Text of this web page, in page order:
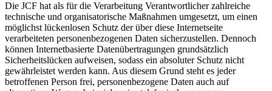
Die JCF hat als für die Verarbeitung Verantwortlicher zahlreiche
technische und organisatorische Maßnahmen umgesetzt, um einen
möglichst lückenlosen Schutz der über diese Internetseite
verarbeiteten personenbezogenen Daten sicherzustellen. Dennoch
können Internetbasierte Datenübertragungen grundsätzlich
Sicherheitslücken aufweisen, sodass ein absoluter Schutz nicht
gewährleistet werden kann. Aus diesem Grund steht es jeder
betroffenen Person frei, personenbezogene Daten auch auf